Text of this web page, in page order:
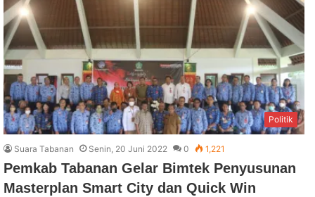
Politik
Suara Tabanan Senin, 20 Juni 2022 0 1,221
Pemkab Tabanan Gelar Bimtek Penyusunan
Masterplan Smart City dan Quick Win